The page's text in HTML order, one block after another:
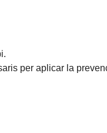
per aplicar la